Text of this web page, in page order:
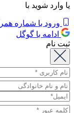
یا وارد شوید با
ورود با شماره
ادامه با گوگل
ثبت نام